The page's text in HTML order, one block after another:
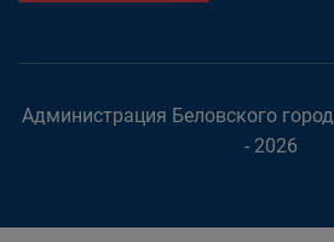
Администрация Беловского
- 2026